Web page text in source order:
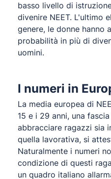
basso livello di
divenire NEET. L'ultimo
genere, le donne hanno
probabilità in più di
uomini.
I numeri in
La media europea di
15 e i 29 anni, una
abbracciare ragazzi sia
quella lavorativa, si
Naturalmente i numeri
condizione di questi
un quadro italiano